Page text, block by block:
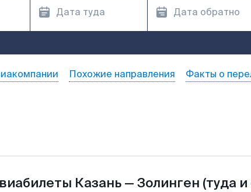
Похожие направления Факты о
Казань — Золинген (туда